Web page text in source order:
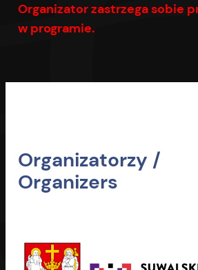
Organizator zastrzega sobie
w programie.
Organizatorzy /
Organizers